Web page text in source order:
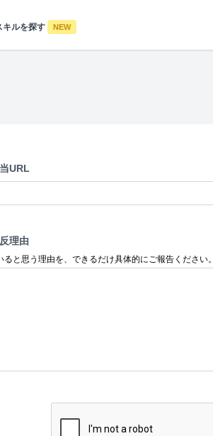
キルを探す NEW
URL
理由
ると思う理由を、できるだけ具体的にご報告ください。